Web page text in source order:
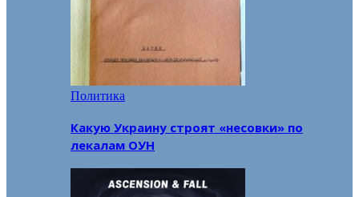
Политика
Какую Украину строят «несовки» по
лекалам ОУН